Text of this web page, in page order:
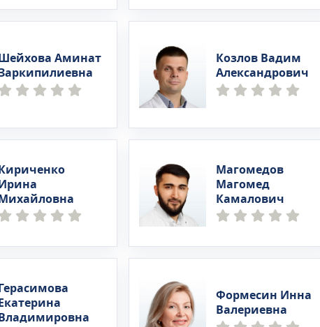
Аминат
Козлов Вадим
Александрович
Магомедов
Магомед
Камалович
Формесин Инна
Валериевна